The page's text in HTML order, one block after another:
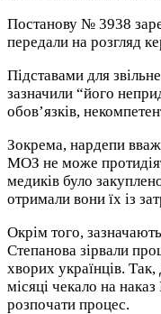
Постанову № 3938
передали на розгляд
Підставами для
зазначили “його
обов’язків,
Зокрема, нардепи
МОЗ не може
медиків було
отримали вони їх із
Окрім того,
Степанова зірвали
хворих українців.
місяці чекало на
розпочати процес.